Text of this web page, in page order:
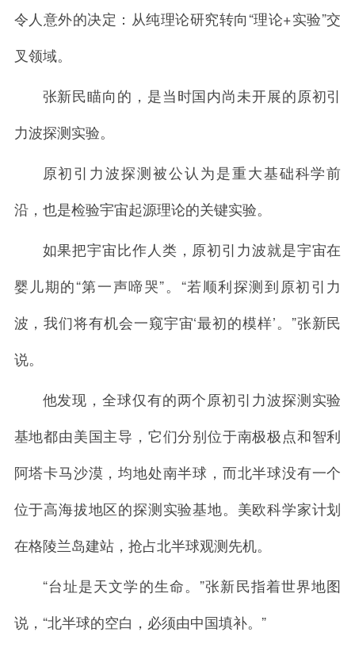
令人意外的决定：从纯理论研究转向“理论+实验”交
叉领域。
张新民瞄向的，是当时国内尚未开展的原初引
力波探测实验。
原初引力波探测被公认为是重大基础科学前
沿，也是检验宇宙起源理论的关键实验。
如果把宇宙比作人类，原初引力波就是宇宙在
婴儿期的“第一声啼哭”。“若顺利探测到原初引力
波，我们将有机会一窥宇宙‘最初的模样’。”张新民
说。
他发现，全球仅有的两个原初引力波探测实验
基地都由美国主导，它们分别位于南极极点和智利
阿塔卡马沙漠，均地处南半球，而北半球没有一个
位于高海拔地区的探测实验基地。美欧科学家计划
在格陵兰岛建站，抢占北半球观测先机。
“台址是天文学的生命。”张新民指着世界地图
说，“北半球的空白，必须由中国填补。”